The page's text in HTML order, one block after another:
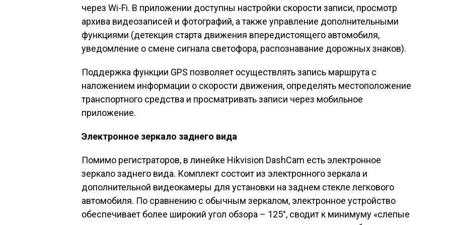
через Wi-Fi. В приложении доступны настройки скорости записи, просмотр
архива видеозаписей и фотографий, а также управление дополнительными
функциями (детекция старта движения впередистоящего автомобиля,
уведомление о смене сигнала светофора, распознавание дорожных знаков).
Поддержка функции GPS позволяет осуществлять запись маршрута с
наложением информации о скорости движения, определять местоположение
транспортного средства и просматривать записи через мобильное
приложение.
Электронное зеркало заднего вида
Помимо регистраторов, в линейке Hikvision DashCam есть электронное
зеркало заднего вида. Комплект состоит из электронного зеркала и
дополнительной видеокамеры для установки на заднем стекле легкового
автомобиля. По сравнению с обычным зеркалом, электронное устройство
обеспечивает более широкий угол обзора – 125°, сводит к минимуму «слепые